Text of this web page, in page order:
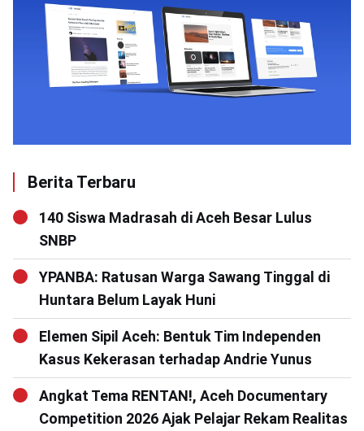
Berita Terbaru
140 Siswa Madrasah di Aceh Besar Lulus
SNBP
YPANBA: Ratusan Warga Sawang Tinggal di
Huntara Belum Layak Huni
Elemen Sipil Aceh: Bentuk Tim Independen
Kasus Kekerasan terhadap Andrie Yunus
Angkat Tema RENTAN!, Aceh Documentary
Competition 2026 Ajak Pelajar Rekam Realitas